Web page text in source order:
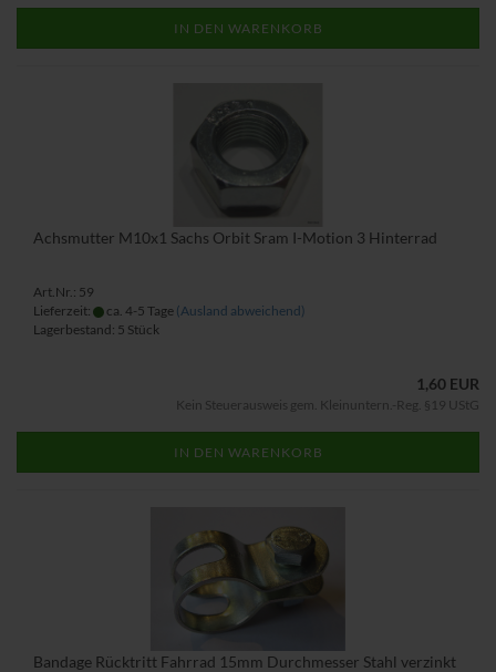
IN DEN WARENKORB
Achsmutter M10x1 Sachs Orbit Sram I-Motion 3 Hinterrad
Art.Nr.: 59
Lieferzeit:
ca. 4-5 Tage (Ausland abweichend)
Lagerbestand: 5 Stück
1,60 EUR
Kein Steuerausweis gem. Kleinuntern.-Reg. §19 UStG
IN DEN WARENKORB
Bandage Rücktritt Fahrrad 15mm Durchmesser Stahl verzinkt